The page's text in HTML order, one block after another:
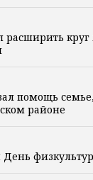
расширить
помощь
районе